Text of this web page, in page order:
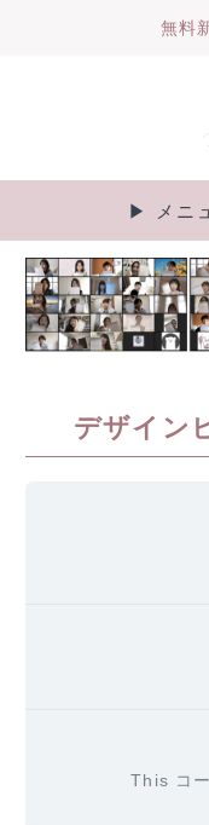
無料
Menu
▶︎ メニ
デザイン
This コ